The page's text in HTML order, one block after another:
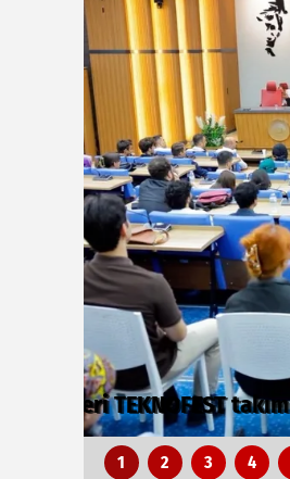
Kayseri Talas'ta
1 2 3 4